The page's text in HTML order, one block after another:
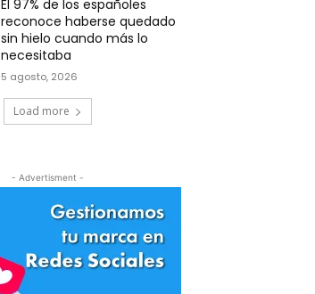
El 97% de los españoles
reconoce haberse quedado
sin hielo cuando más lo
necesitaba
5 agosto, 2026
Load more
- Advertisment -